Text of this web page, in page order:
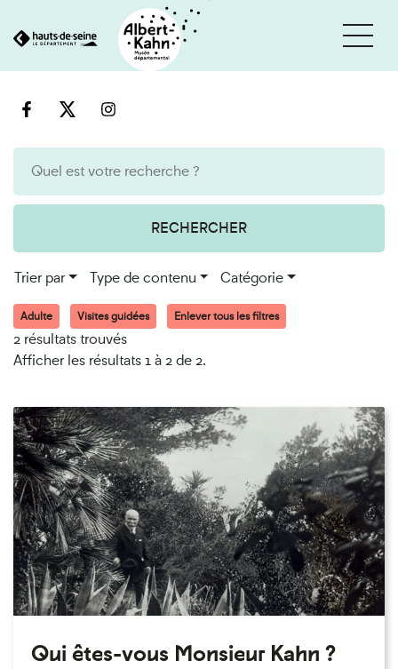
au
RECHERCHER
Trier par Type de contenu Catégorie
Adulte Visites guidées Enlever tous les filtres
2 résultats trouvés
Afficher les résultats 1 à 2 de 2.
Qui êtes-vous Monsieur Kahn ?
Cookies et traceurs utilisés sur ce site